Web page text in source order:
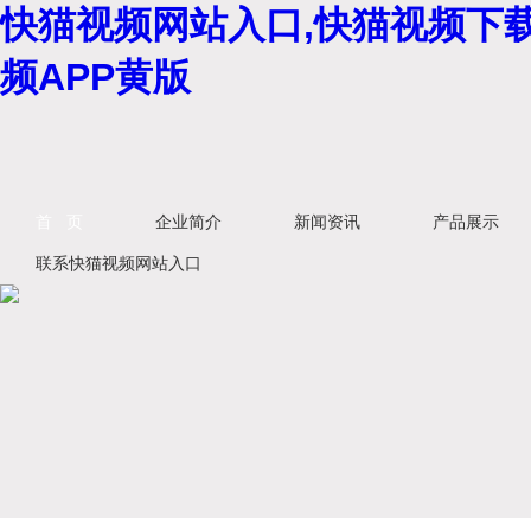
快猫视频网站入口,快猫视频下
频APP黄版
企业简介 新闻资讯 产品展示
联系快猫视频网站入口